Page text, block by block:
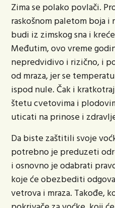
Zima se polako povlači.
raskošnom paletom boja i
budi iz zimskog sna i
Međutim, ovo vreme
nepredvidivo i rizično, i
od mraza, jer se
ispod nule. Čak i
štetu cvetovima i
uticati na prinose i
Da biste zaštitili svoje
potrebno je preduzeti
i osnovno je odabrati
koje će obezbediti
vetrova i mraza. Takođe,